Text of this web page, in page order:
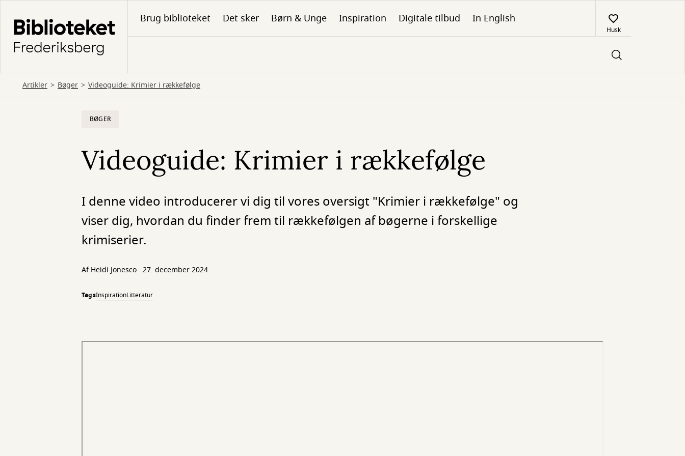
hovedindhold
Brug biblioteket Det sker Børn & Unge Inspiration Digitale tilbud In English
Husk
Artikler Bøger Videoguide: Krimier i rækkefølge
BØGER
Videoguide: Krimier i rækkefølge
I denne video introducerer vi dig til vores oversigt "Krimier i rækkefølge" og
viser dig, hvordan du finder frem til rækkefølgen af bøgerne i forskellige
krimiserier.
AfHeidi Jonesco 27. december 2024
TagsInspirationLitteratur